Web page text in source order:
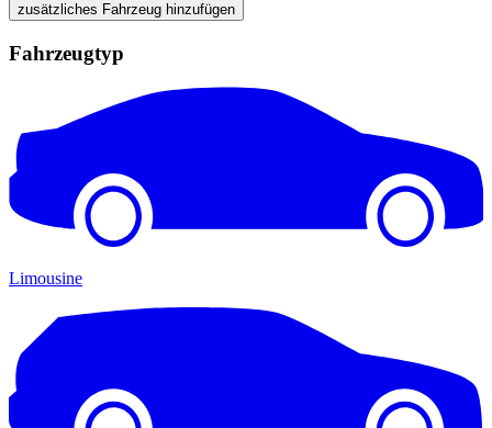
zusätzliches Fahrzeug hinzufügen
Fahrzeugtyp
Limousine